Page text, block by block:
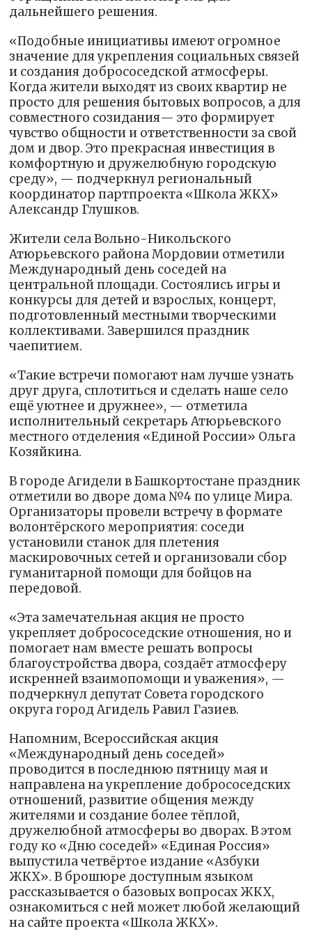
дальнейшего решения.
«Подобные инициативы имеют огромное
значение для укрепления социальных связей
и создания добрососедской атмосферы.
Когда жители выходят из своих квартир не
просто для решения бытовых вопросов, а для
совместного созидания— это формирует
чувство общности и ответственности за свой
дом и двор. Это прекрасная инвестиция в
комфортную и дружелюбную городскую
среду», — подчеркнул региональный
координатор партпроекта «Школа ЖКХ»
Александр Глушков.
Жители села Вольно-Никольского
Атюрьевского района Мордовии отметили
Международный день соседей на
центральной площади. Состоялись игры и
конкурсы для детей и взрослых, концерт,
подготовленный местными творческими
коллективами. Завершился праздник
чаепитием.
«Такие встречи помогают нам лучше узнать
друг друга, сплотиться и сделать наше село
ещё уютнее и дружнее», — отметила
исполнительный секретарь Атюрьевского
местного отделения «Единой России» Ольга
Козяйкина.
В городе Агидели в Башкортостане праздник
отметили во дворе дома №4 по улице Мира.
Организаторы провели встречу в формате
волонтёрского мероприятия: соседи
установили станок для плетения
маскировочных сетей и организовали сбор
гуманитарной помощи для бойцов на
передовой.
«Эта замечательная акция не просто
укрепляет добрососедские отношения, но и
помогает нам вместе решать вопросы
благоустройства двора, создаёт атмосферу
искренней взаимопомощи и уважения», —
подчеркнул депутат Совета городского
округа город Агидель Равил Газиев.
Напомним, Всероссийская акция
«Международный день соседей»
проводится в последнюю пятницу мая и
направлена на укрепление добрососедских
отношений, развитие общения между
жителями и создание более тёплой,
дружелюбной атмосферы во дворах. В этом
году ко «Дню соседей» «Единая Россия»
выпустила четвёртое издание «Азбуки
ЖКХ». В брошюре доступным языком
рассказывается о базовых вопросах ЖКХ,
ознакомиться с ней может любой желающий
на сайте проекта «Школа ЖКХ».